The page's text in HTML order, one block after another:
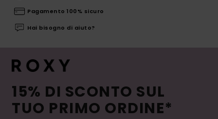
Pagamento 100% sicuro
Hai bisogno di aiuto?
15% DI SCONTO SUL
TUO PRIMO ORDINE*